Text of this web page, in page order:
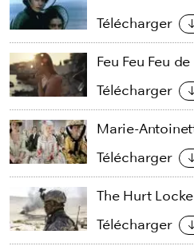
Télécharger
Feu Feu Feu
Télécharger
Marie-
Télécharger
The Hurt
Télécharger